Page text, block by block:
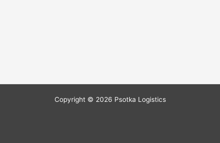
Copyright © 2026 Psotka Logistics